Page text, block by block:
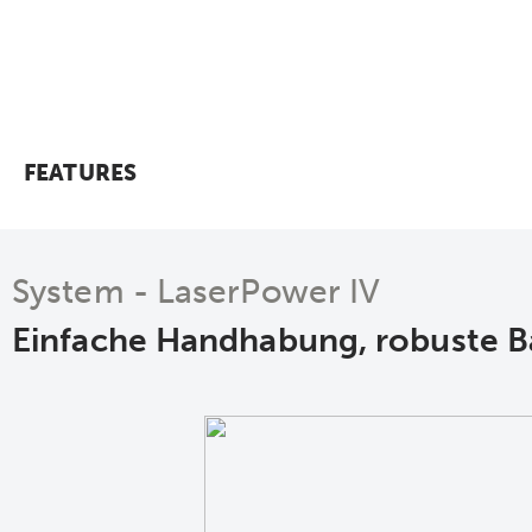
FEATURES
System - LaserPower IV
Einfache Handhabung, robuste